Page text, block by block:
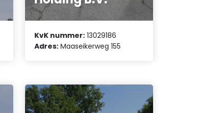
KvK nummer: 13029186
Adres: Maaseikerweg 155